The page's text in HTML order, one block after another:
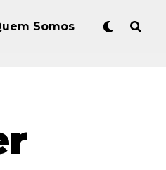
Somos